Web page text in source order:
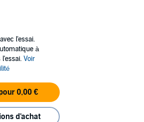
l'essai.
à
Voir
0,00 €
d'achat